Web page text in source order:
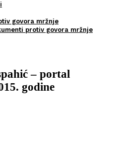
govora mržnje
protiv govora mržnje
– portal
godine